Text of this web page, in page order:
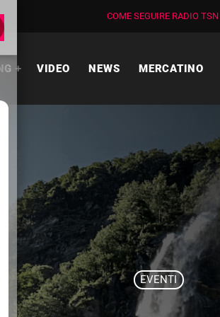
COME SEGUIRE RADIO TSN
VIDEO NEWS MERCATINO
EVENTI